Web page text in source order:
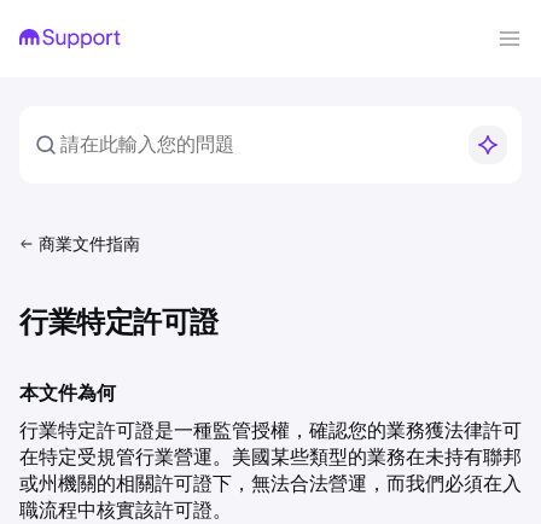
商業文件指南
行業特定許可證
本文件為何
行業特定許可證是一種監管授權，確認您的業務獲法律許可
在特定受規管行業營運。美國某些類型的業務在未持有聯邦
或州機關的相關許可證下，無法合法營運，而我們必須在入
職流程中核實該許可證。